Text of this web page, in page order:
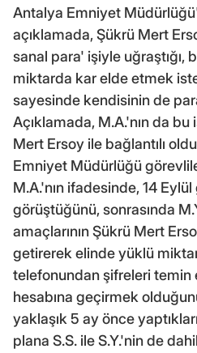
Antalya Emniyet
açıklamada, Şükrü Mert
sanal para' işiyle uğraştığı,
miktarda kar elde etmek
sayesinde kendisinin de
Açıklamada, M.A.'nın da bu
Mert Ersoy ile bağlantılı
Emniyet Müdürlüğü
M.A.'nın ifadesinde, 14 Eylül
görüştüğünü, sonrasında
amaçlarının Şükrü Mert
getirerek elinde yüklü
telefonundan şifreleri temin
hesabına geçirmek
yaklaşık 5 ay önce
plana S.S. ile S.Y.'nin de